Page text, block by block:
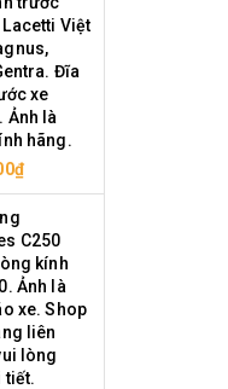
Lacetti Việt
Đĩa
xe
Ảnh là
hãng.
C250
kính
Ảnh là
xe. Shop
liên
lòng
tiết.